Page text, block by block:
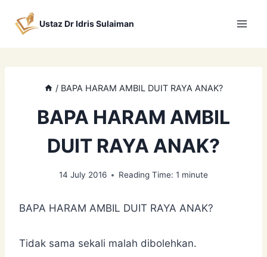
Ustaz Dr Idris Sulaiman
/ BAPA HARAM AMBIL DUIT RAYA ANAK?
BAPA HARAM AMBIL
DUIT RAYA ANAK?
14 July 2016 Reading Time: 1 minute
BAPA HARAM AMBIL DUIT RAYA ANAK?
Tidak sama sekali malah dibolehkan.